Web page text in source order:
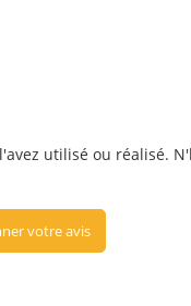
utilisé ou réalisé.
votre avis